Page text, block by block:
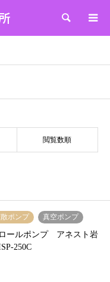
検索
閲覧数順
ポンプ 真空ポンプ
ールポンプ アネスト岩
250C